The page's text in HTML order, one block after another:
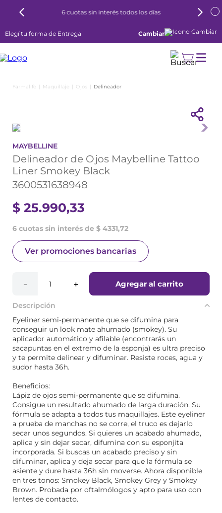
6 cuotas sin interés todos los días
Elegí tu forma de Entrega Cambiar
Maquillaje Ojos Delineador
MAYBELLINE
Delineador de Ojos Maybelline Tattoo
Liner Smokey Black
3600531638948
$ 25.990,33
6 cuotas sin interés de $ 4331,72
Ver promociones bancarias
＋
－ Agregar al carrito
Descripción
Eyeliner semi-permanente que se difumina para
conseguir un look mate ahumado (smokey). Su
aplicador automático y afilable (encontrarás un
sacapuntas en el extremo de la esponja) es ultra preciso
y te permite delinear y difuminar. Resiste roces, agua y
sudor hasta 36h.
Beneficios:
Lápiz de ojos semi-permanente que se difumina.
Consigue un resultado ahumado de larga duración. Su
fórmula se adapta a todos tus maquillajes. Este eyeliner
a prueba de manchas no se corre, el truco es dejarlo
secar unos segundos. Si quieres un acabado ahumado,
aplica y sin dejar secar, difumina con su esponjita
incorporada. Si buscas un acabado preciso y sin
difuminar, aplica y deja secar para que la fórmula se
asiente y dure hasta 36h sin moverse. Ahora disponible
en tres tonos: Smokey Black, Smokey Grey y Smokey
Brown. Probada por oftalmólogos y apto para uso con
lentes de contacto.